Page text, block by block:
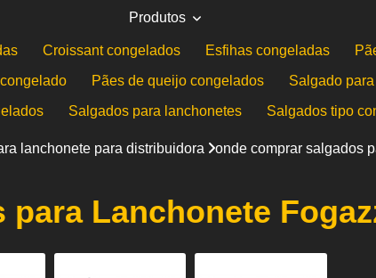
Produtos
Croissant congelados Esfihas congeladas
Pães de queijo congelados
Salgado
Salgados para lanchonetes Salgados tipo
lanchonete para distribuidora onde comprar salgados
Lanchonete